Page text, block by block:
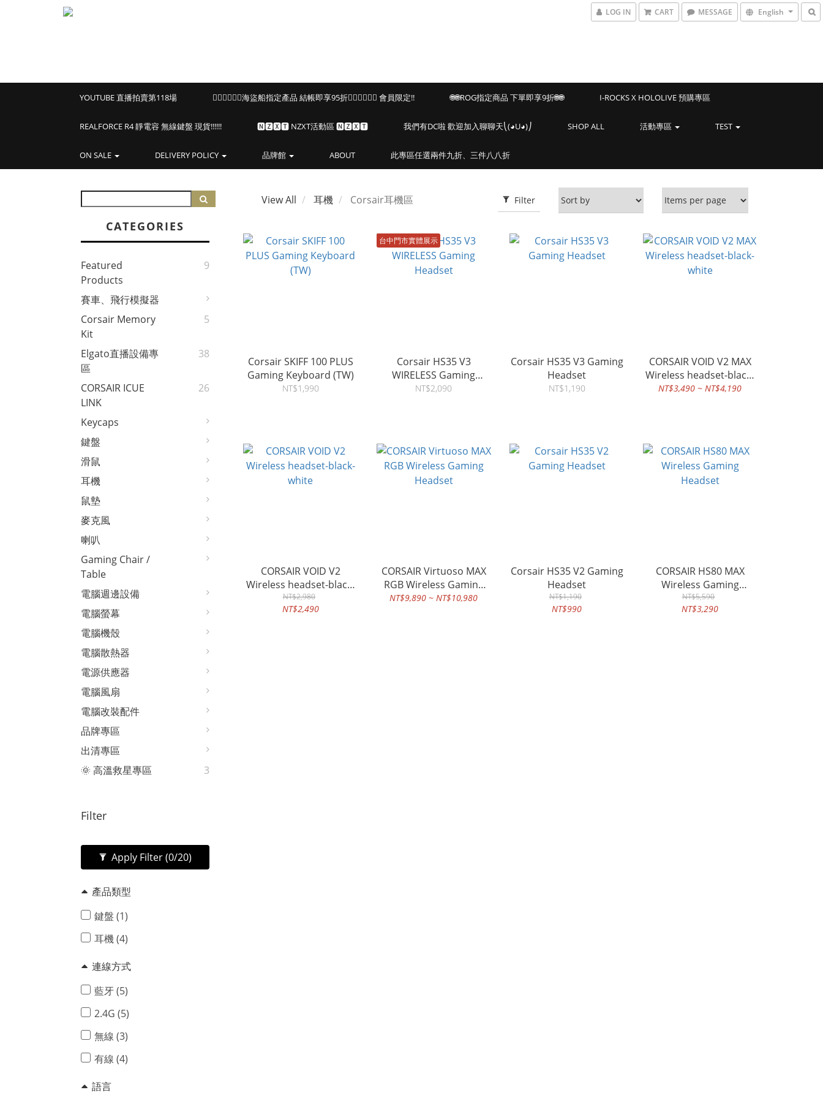
LOG IN CART MESSAGE English
YOUTUBE 直播拍賣第118場 🏴‍☠️🏴‍☠️🏴‍☠️海盜船指定產品 結帳即享95折🏴‍☠️🏴‍☠️🏴‍☠️ 會員限定!! 🌐🌐ROG指定商品 下單即享9折🌐🌐 I-ROCKS X HOLOLIVE 預購專區
REALFORCE R4 靜電容 無線鍵盤 現貨!!!!!! 🅽🆉🆇🆃 NZXT活動區 🅽🆉🆇🆃 我們有DC啦 歡迎加入聊聊天⎝(◕U◕)⎠ SHOP ALL 活動專區 TEST
ON SALE DELIVERY POLICY 品牌館 ABOUT 此專區任選兩件九折、三件八八折
CATEGORIES
Featured
Products
9
賽車、飛行模擬器
Corsair Memory
Kit
5
Elgato直播設備專
區
38
CORSAIR ICUE
LINK
26
Keycaps
鍵盤
滑鼠
耳機
鼠墊
麥克風
喇叭
Gaming Chair /
Table
電腦週邊設備
電腦螢幕
電腦機殼
電腦散熱器
電源供應器
電腦風扇
電腦改裝配件
品牌專區
出清專區
🌞 高溫救星專區
3
Filter
Apply Filter(0/20)
產品類型
鍵盤 (1)
耳機 (4)
連線方式
藍牙 (5)
2.4G (5)
無線 (3)
有線 (4)
語言
Filter
View All 耳機 Corsair耳機區
Corsair SKIFF 100 PLUS
Gaming Keyboard (TW)
NT$1,990
台中門市實體展示
Corsair HS35 V3
WIRELESS Gaming
Headset
NT$2,090
Corsair HS35 V3 Gaming
Headset
NT$1,190
CORSAIR VOID V2 MAX
Wireless headset-black-
white
NT$3,490 ~ NT$4,190
CORSAIR VOID V2
Wireless headset-black-
white
NT$2,980
NT$2,490
CORSAIR Virtuoso MAX
RGB Wireless Gaming
Headset
NT$9,890 ~ NT$10,980
Corsair HS35 V2 Gaming
Headset
NT$1,190
NT$990
CORSAIR HS80 MAX
Wireless Gaming
Headset
NT$5,590
NT$3,290